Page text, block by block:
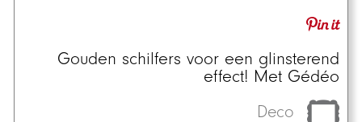
Gouden schilfers voor een glinsterend
effect! Met Gédéo
Deco